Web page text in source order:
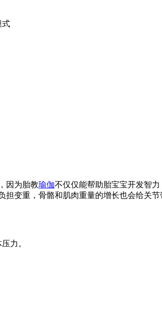
式
因为胎教瑜伽不仅仅能帮助胎宝宝开发智
担变重，骨骼和肌肉重量的增长也会给关
力。